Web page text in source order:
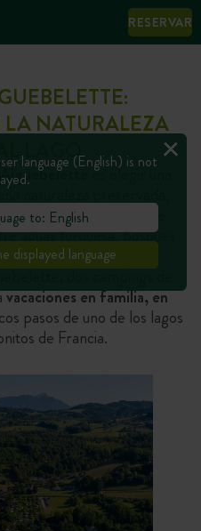
RESERVAR
NATURALEZA
LAGO
es elegir una
naturaleza preservada,
Aquí, el ritmo se
aguas turquesa, bosques
relajantes.
dos campings de
vacaciones en familia, en
pasos de uno de los lagos
de Francia.
language (English) is not
to: English
displayed language